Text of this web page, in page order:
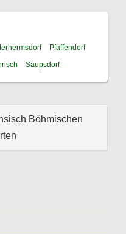
Pfaffendorf
Saupsdorf
Böhmischen